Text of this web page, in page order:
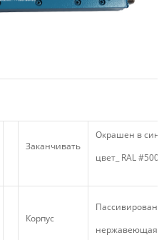
Заканчивать
Окрашен в
цвет_ RAL #5007
Корпус
нержавеющая